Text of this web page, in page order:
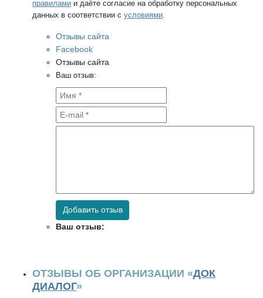
правилами и даёте согласие на обработку персональных
данных в соответствии с условиями.
Отзывы сайта
Facebook
Отзывы сайта
Ваш отзыв:
Добавить отзыв
Ваш отзыв:
ОТЗЫВЫ ОБ ОРГАНИЗАЦИИ «ДОК
ДИАЛОГ»